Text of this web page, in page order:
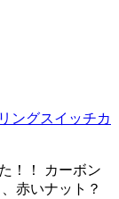
ングスイッチカ
！！ カーボン
赤いナット？